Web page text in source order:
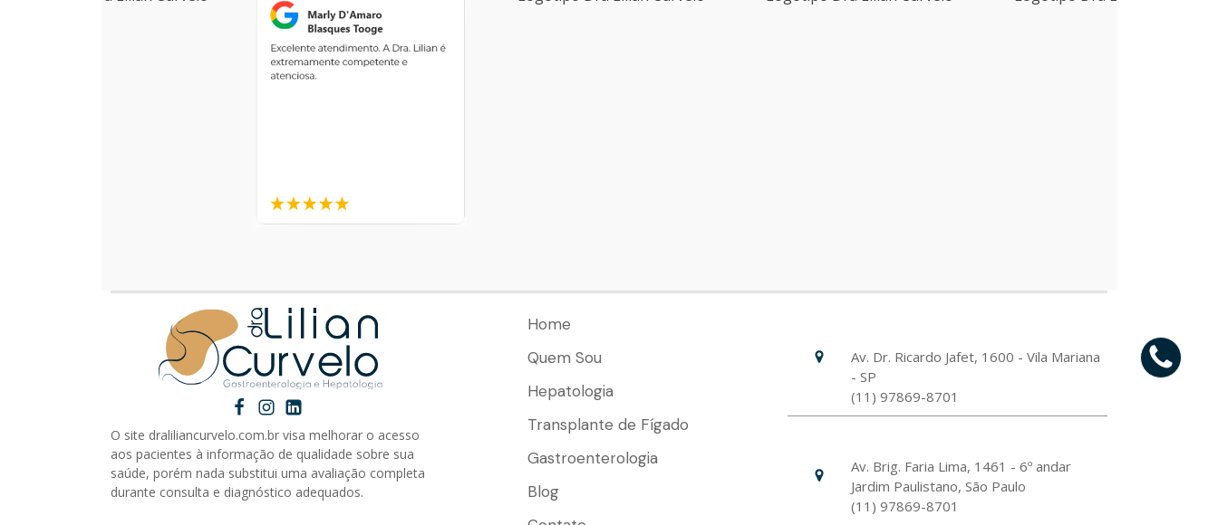
O site draliliancurvelo.com.br visa melhorar o acesso
aos pacientes à informação de qualidade sobre sua
saúde, porém nada substitui uma avaliação completa
durante consulta e diagnóstico adequados.
Home
Quem Sou
Hepatologia
Transplante de Fígado
Gastroenterologia
Blog
Av. Dr. Ricardo Jafet, 1600 - Vila Mariana
- SP
(11) 97869-8701
Av. Brig. Faria Lima, 1461 - 6º andar
Jardim Paulistano, São Paulo
(11) 97869-8701